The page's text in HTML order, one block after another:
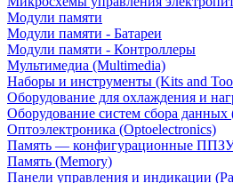
Модули памяти
Модули памяти - Батареи
Модули памяти - Контроллеры
Мультимедиа (Multimedia)
Наборы и инструменты (Kits and
Оборудование для охлаждения и
Оборудование систем сбора данных
Оптоэлектроника (Optoelectronics)
Память — конфигурационные
Память (Memory)
Панели управления и индикации